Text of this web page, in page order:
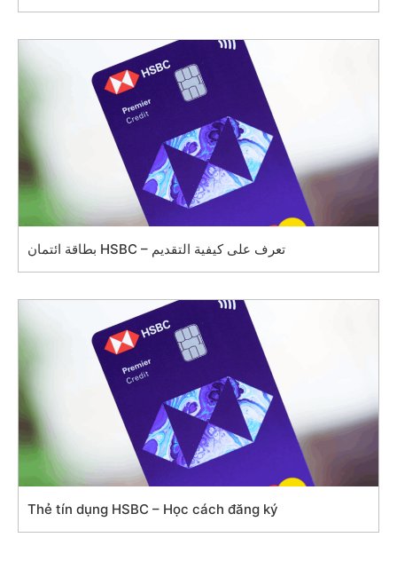
بطاقة ائتمان HSBC – تعرف على كيفية التقديم
Thẻ tín dụng HSBC – Học cách đăng ký